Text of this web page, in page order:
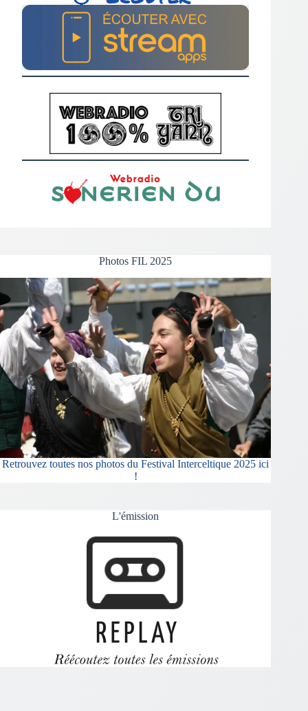
Photos FIL 2025
Retrouvez toutes nos photos du Festival Interceltique 2025 ici
!
L'émission